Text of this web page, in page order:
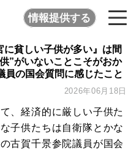
情報提供する
に貧しい子供が多い』は間
”がいないことこそがおか
員の国会質問に感じたこと
2026年06月18日
、経済的に厳しい子供た
子供たちは自衛隊とかな
古賀千景参院議員が国会